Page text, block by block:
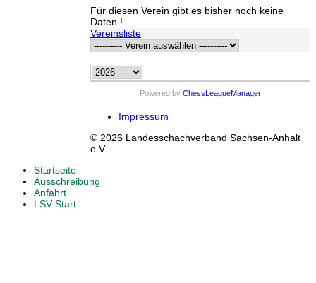
Für diesen Verein gibt es bisher noch keine
Daten !
Vereinsliste
Powered by ChessLeagueManager
Impressum
© 2026 Landesschachverband Sachsen-Anhalt
e.V.
Startseite
Ausschreibung
Anfahrt
LSV Start